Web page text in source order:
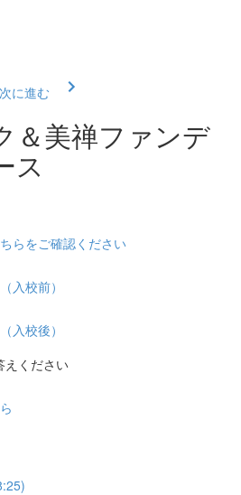
に進む
＆美禅ファンデ
ス
らをご確認ください
入校前）
入校後）
えください